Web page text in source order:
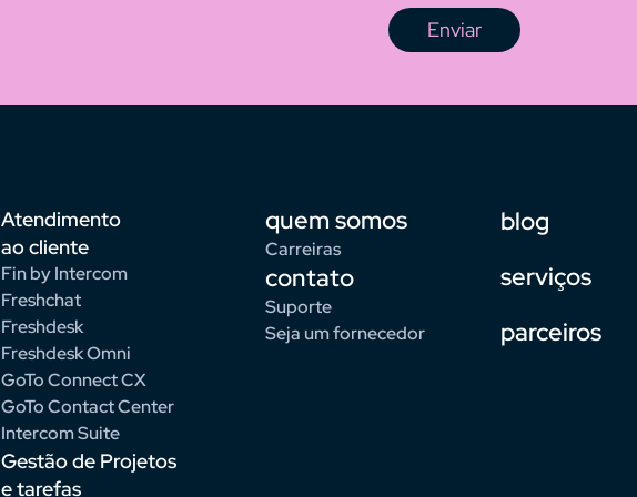
Enviar
Atendimento
ao cliente
Fin by Intercom
Freshchat
Freshdesk
Freshdesk Omni
GoTo Connect CX
GoTo Contact Center
Intercom Suite
Gestão de Projetos
e tarefas
quem somos
Carreiras
contato
Suporte
Seja um fornecedor
blog
serviços
parceiros